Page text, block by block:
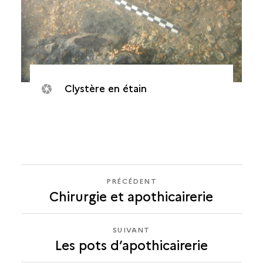
Clystère en étain
PRÉCÉDENT
LES
PRÉCÉDENT
Chirurgie et apothicairerie
SUIVANT
LES
POTS
SUIVANT
Les pots d’apothicairerie